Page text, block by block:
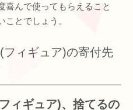
喜んで使ってもらえること
とでしょう。
ィギュア)の寄付先
ィギュア)、捨てるの